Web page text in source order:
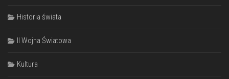
Historia świata
II Wojna Światowa
Kultura